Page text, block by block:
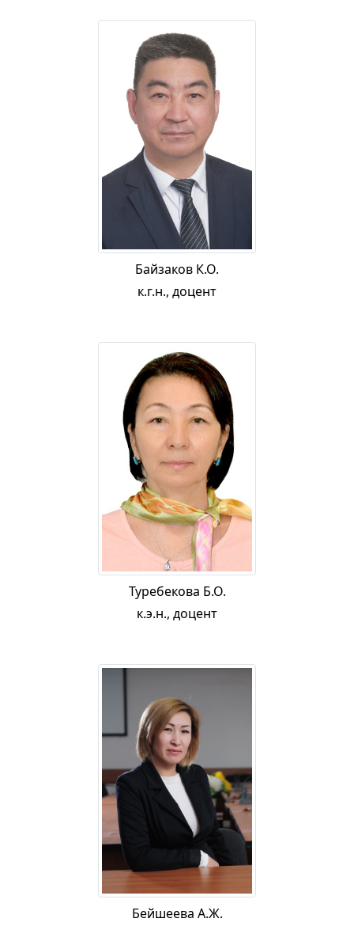
Байзаков К.О.
к.г.н., доцент
Туребекова Б.О.
к.э.н., доцент
Бейшеева А.Ж.